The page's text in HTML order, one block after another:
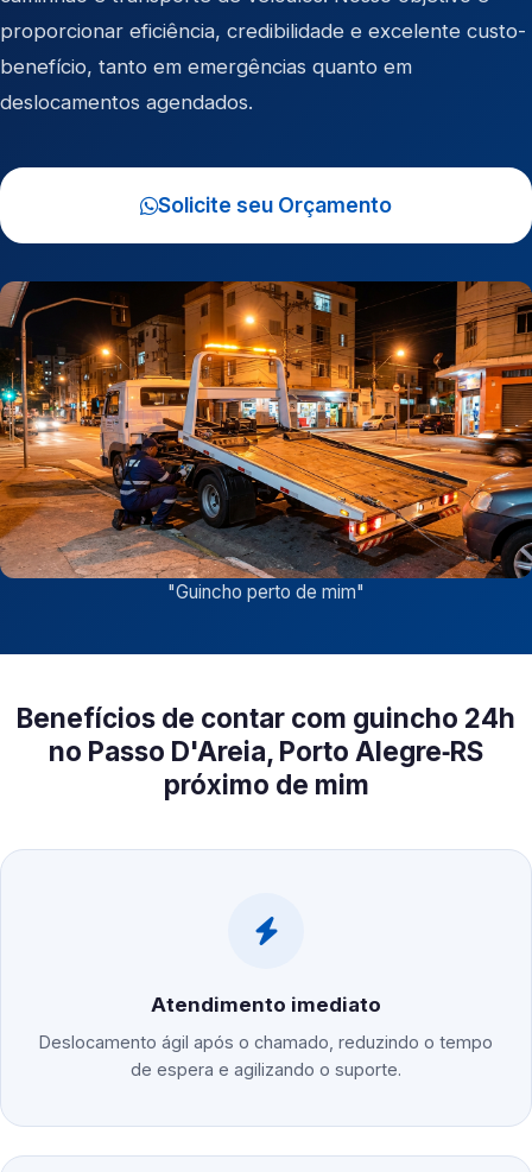
proporcionar eficiência, credibilidade e excelente custo-
benefício, tanto em emergências quanto em
deslocamentos agendados.
Solicite seu Orçamento
"Guincho perto de mim"
Benefícios de contar com guincho 24h
no Passo D'Areia, Porto Alegre‑RS
próximo de mim
Atendimento imediato
Deslocamento ágil após o chamado, reduzindo o tempo
de espera e agilizando o suporte.